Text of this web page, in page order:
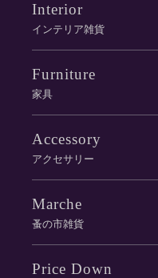
Interior
インテリア雑貨
Furniture
家具
Accessory
アクセサリー
Marche
蚤の市雑貨
Price Down